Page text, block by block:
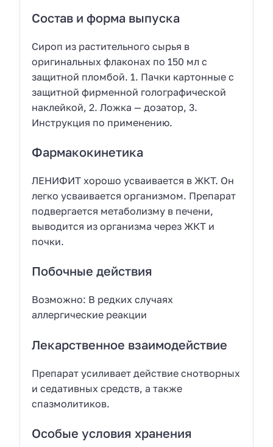
Состав и форма выпуска
Сироп из растительного сырья в
оригинальных флаконах по 150 мл с
защитной пломбой. 1. Пачки картонные с
защитной фирменной голографической
наклейкой, 2. Ложка — дозатор, 3.
Инструкция по применению.
Фармакокинетика
ЛЕНИФИТ хорошо усваивается в ЖКТ. Он
легко усваивается организмом. Препарат
подвергается метаболизму в печени,
выводится из организма через ЖКТ и
почки.
Побочные действия
Возможно: В редких случаях
аллергические реакции
Лекарственное взаимодействие
Препарат усиливает действие снотворных
и седативных средств, а также
спазмолитиков.
Особые условия хранения